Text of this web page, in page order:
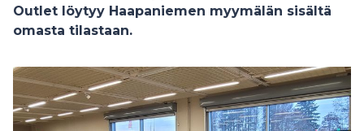
Outlet löytyy Haapaniemen myymälän sisältä
omasta tilastaan.